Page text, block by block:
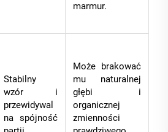
marmur.
Stabilny
wzór i
przewidywal
na spójność
Może brakować
mu naturalnej
głębi i
organicznej
zmienności